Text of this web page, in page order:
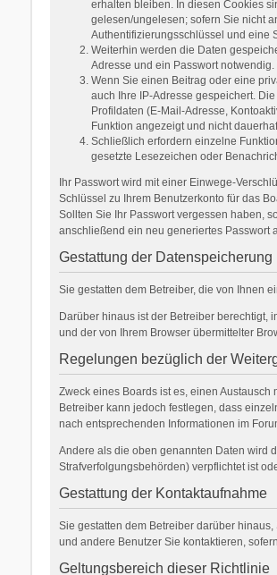
erhalten bleiben. In diesen Cookies
gelesen/ungelesen; sofern Sie nicht
Authentifizierungsschlüssel und eine
Weiterhin werden die Daten
Adresse und ein Passwort
Wenn Sie einen Beitrag oder eine
auch Ihre IP-Adresse gespeichert.
Profildaten (E-Mail-Adresse,
Funktion angezeigt und nicht
Schließlich erfordern einzelne
gesetzte Lesezeichen oder
Ihr Passwort wird mit einer Einwege-
Schlüssel zu Ihrem Benutzerkonto für das
Sollten Sie Ihr Passwort vergessen haben,
anschließend ein neu generiertes Passwort
Gestattung der Datenspeicherung
Sie gestatten dem Betreiber, die von Ihnen
Darüber hinaus ist der Betreiber berechtigt,
und der von Ihrem Browser übermittelter
Regelungen bezüglich der
Zweck eines Boards ist es, einen
Betreiber kann jedoch festlegen, dass
nach entsprechenden Informationen im
Andere als die oben genannten Daten wird
Strafverfolgungsbehörden) verpflichtet ist
Gestattung der Kontaktaufnahme
Sie gestatten dem Betreiber darüber
und andere Benutzer Sie kontaktieren,
Geltungsbereich dieser Richtlinie